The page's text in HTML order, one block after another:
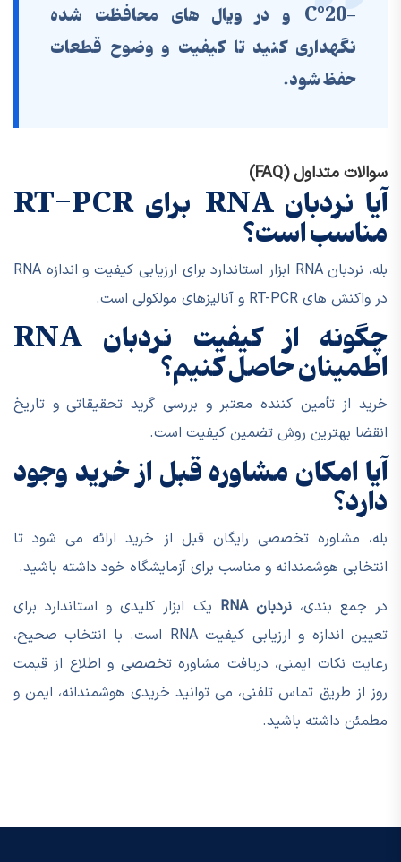
-20°C و در ویال های محافظت شده
نگهداری کنید تا کیفیت و وضوح قطعات
حفظ شود.
سوالات متداول (FAQ)
آیا نردبان RNA برای RT-PCR
مناسب است؟
بله، نردبان RNA ابزار استاندارد برای ارزیابی کیفیت و اندازه RNA
در واکنش های RT-PCR و آنالیزهای مولکولی است.
چگونه از کیفیت نردبان RNA
اطمینان حاصل کنیم؟
خرید از تأمین کننده معتبر و بررسی گرید تحقیقاتی و تاریخ
انقضا بهترین روش تضمین کیفیت است.
آیا امکان مشاوره قبل از خرید وجود
دارد؟
بله، مشاوره تخصصی رایگان قبل از خرید ارائه می شود تا
انتخابی هوشمندانه و مناسب برای آزمایشگاه خود داشته باشید.
در جمع بندی،نردبان RNA
یک ابزار کلیدی و استاندارد برای
تعیین اندازه و ارزیابی کیفیت RNA است. با انتخاب صحیح،
رعایت نکات ایمنی، دریافت مشاوره تخصصی و اطلاع از قیمت
روز از طریق تماس تلفنی، می توانید خریدی هوشمندانه، ایمن و
مطمئن داشته باشید.